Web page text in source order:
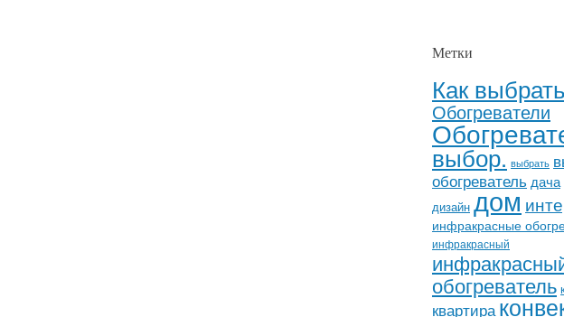
Метки
Как выбрать
Обогреватели
выбор. выбрать
обогреватель дача
дизайн дом
инфракрасные
инфракрасный
обогреватель
квартира